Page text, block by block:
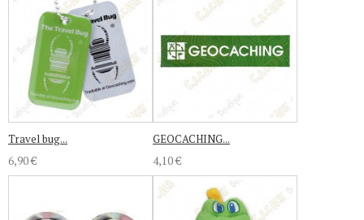
Travel bug...
6,90 €
GEOCACHING...
4,10 €